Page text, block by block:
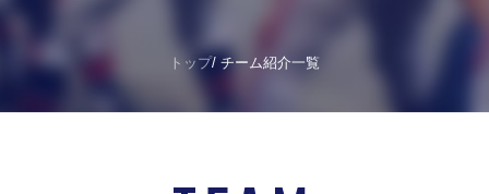
トップ/ チーム紹介一覧